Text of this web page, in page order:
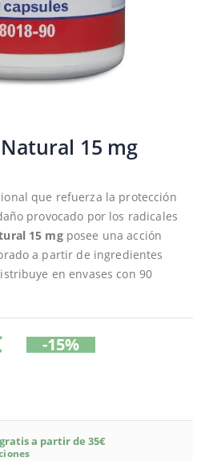
15 mg
que refuerza la protección
provocado por los radicales
15 mgposee una acción
a partir de ingredientes
en envases con 90
-15%
a partir de 35€